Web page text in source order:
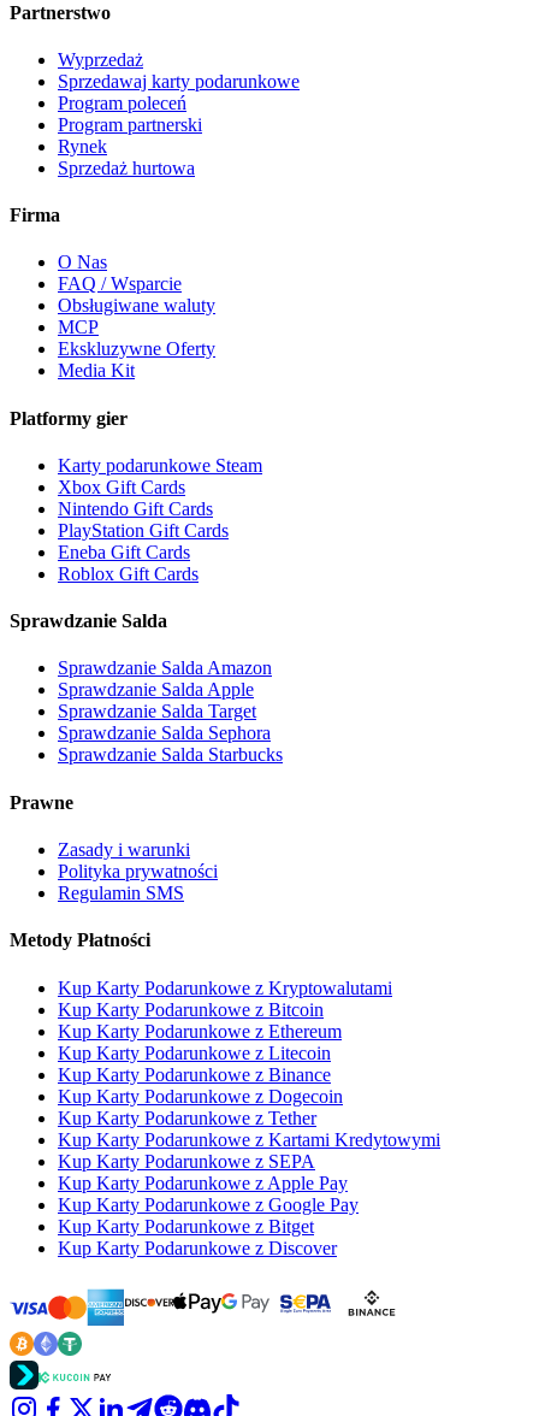
Partnerstwo
Wyprzedaż
Sprzedawaj karty podarunkowe
Program poleceń
Program partnerski
Rynek
Sprzedaż hurtowa
Firma
O Nas
FAQ / Wsparcie
Obsługiwane waluty
MCP
Ekskluzywne Oferty
Media Kit
Platformy gier
Karty podarunkowe Steam
Xbox Gift Cards
Nintendo Gift Cards
PlayStation Gift Cards
Eneba Gift Cards
Roblox Gift Cards
Sprawdzanie Salda
Sprawdzanie Salda Amazon
Sprawdzanie Salda Apple
Sprawdzanie Salda Target
Sprawdzanie Salda Sephora
Sprawdzanie Salda Starbucks
Prawne
Zasady i warunki
Polityka prywatności
Regulamin SMS
Metody Płatności
Kup Karty Podarunkowe z Kryptowalutami
Kup Karty Podarunkowe z Bitcoin
Kup Karty Podarunkowe z Ethereum
Kup Karty Podarunkowe z Litecoin
Kup Karty Podarunkowe z Binance
Kup Karty Podarunkowe z Dogecoin
Kup Karty Podarunkowe z Tether
Kup Karty Podarunkowe z Kartami Kredytowymi
Kup Karty Podarunkowe z SEPA
Kup Karty Podarunkowe z Apple Pay
Kup Karty Podarunkowe z Google Pay
Kup Karty Podarunkowe z Bitget
Kup Karty Podarunkowe z Discover